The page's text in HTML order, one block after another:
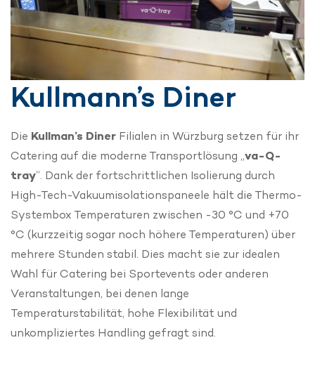
Kullmann’s Diner
Die Kullman’s Diner Filialen in Würzburg setzen für ihr
Catering auf die moderne Transportlösung „va-Q-
tray“. Dank der fortschrittlichen Isolierung durch
High-Tech-Vakuumisolationspaneele hält die Thermo-
Systembox Temperaturen zwischen -30 °C und +70
°C (kurzzeitig sogar noch höhere Temperaturen) über
mehrere Stunden stabil. Dies macht sie zur idealen
Wahl für Catering bei Sportevents oder anderen
Veranstaltungen, bei denen lange
Temperaturstabilität, hohe Flexibilität und
unkompliziertes Handling gefragt sind.